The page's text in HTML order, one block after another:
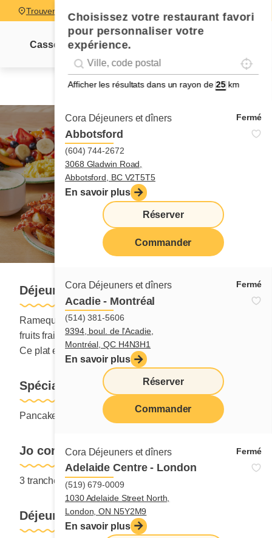
Choisissez votre restaurant favori
pour personnaliser votre
expérience.
Geolocation
Géolocalisation
Afficher les résultats dans un rayon de km
Cora Déjeuners et dîners Fermé
Abbotsford
(604) 744-2672
3068 Gladwin Road,
Abbotsford, BC V2T5T5
En savoir plus
Réserver
Commander
Cora Déjeuners et dîners Fermé
Acadie - Montréal
(514) 381-5606
9394, boul. de l'Acadie,
Montréal, QC H4N3H1
En savoir plus
Réserver
Commander
Cora Déjeuners et dîners Fermé
Adelaide Centre - London
(519) 679-0009
1030 Adelaide Street North,
London, ON N5Y2M9
En savoir plus
Trouver un restaurant
Cassolettes Sucrés-salés
oeufs
Déjeuner d'Annie
Ramequin de fromage cottage, une rôtie, un œuf et
fruits frais.
Ce plat est servi sans pommes de terre.
Spécial Cora
Pancake, bacon, saucisse, jambon et 2 œufs.
Jo construction
3 tranches de bacon, 3 saucisses et 3 œufs.
Déjeuner Gargantua